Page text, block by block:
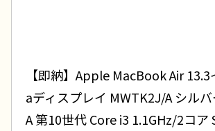
【即納】Apple MacBook Air
aディスプレイ MWTK2J/A シル
A 第10世代 Core i3 1.1GHz/2コア